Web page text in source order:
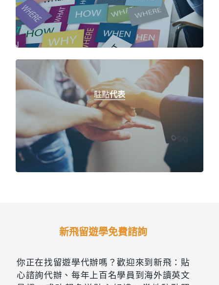
駐點代表
新飛留遊學免費諮詢
你正在找留遊學代辦嗎？歡迎來到新飛：貼
心諮詢代辦、每年上百名學員到海外讀英文